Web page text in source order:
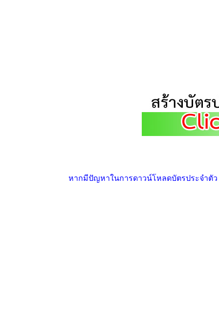
หากมีปัญหาในการดาวน์โหลดบัตรประจำตัว